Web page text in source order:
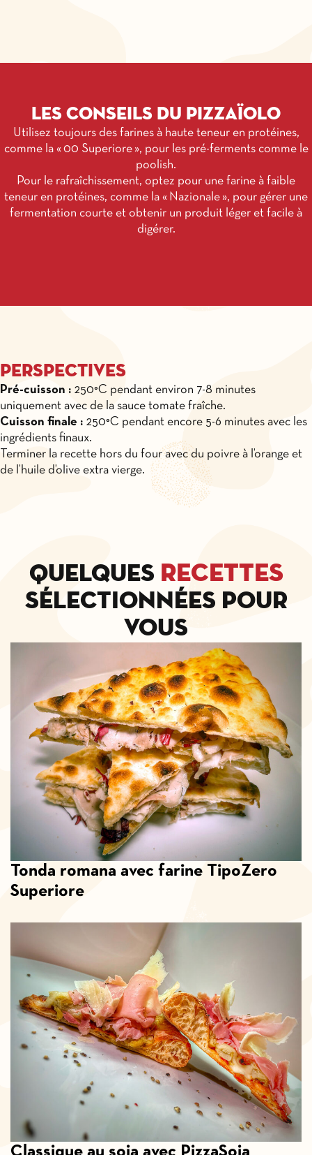
Les conseils du pizzaïolo
Utilisez toujours des farines à haute teneur en protéines,
comme la « 00 Superiore », pour les pré-ferments comme le
poolish.
Pour le rafraîchissement, optez pour une farine à faible
teneur en protéines, comme la « Nazionale », pour gérer une
fermentation courte et obtenir un produit léger et facile à
digérer.
Perspectives
Pré-cuisson : 250°C pendant environ 7-8 minutes
uniquement avec de la sauce tomate fraîche.
Cuisson finale : 250°C pendant encore 5-6 minutes avec les
ingrédients finaux.
Terminer la recette hors du four avec du poivre à l’orange et
de l’huile d’olive extra vierge.
Quelques recettes
sélectionnées pour
vous
Tonda romana avec farine TipoZero
Superiore